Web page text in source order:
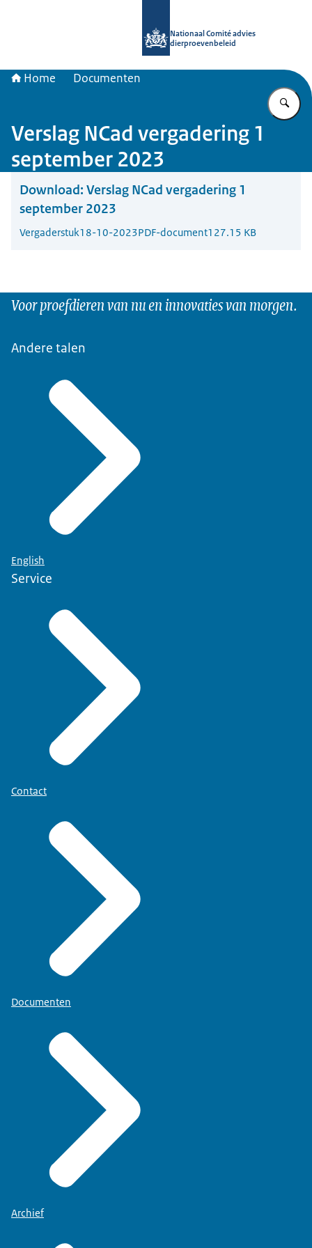
Nationaal Comité advies
dierproevenbeleid
Home Documenten
Verslag NCad vergadering 1
september 2023
Download: Verslag NCad vergadering 1
september 2023
Vergaderstuk18-10-2023PDF-document127.15 KB
Voor proefdieren van nu en innovaties van morgen.
Andere talen
English
Service
Contact
Documenten
Archief